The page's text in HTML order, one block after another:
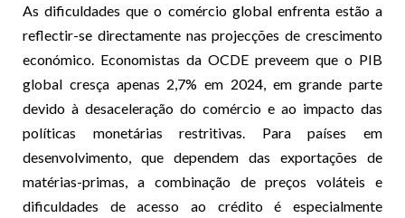
As dificuldades que o comércio global enfrenta estão a
reflectir-se directamente nas projecções de crescimento
económico. Economistas da OCDE preveem que o PIB
global cresça apenas 2,7% em 2024, em grande parte
devido à desaceleração do comércio e ao impacto das
políticas monetárias restritivas. Para países em
desenvolvimento, que dependem das exportações de
matérias-primas, a combinação de preços voláteis e
dificuldades de acesso ao crédito é especialmente